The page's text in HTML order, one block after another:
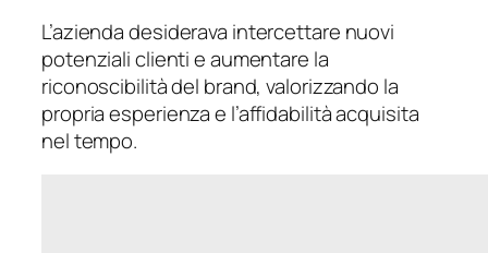
L’azienda desiderava intercettare nuovi
potenziali clienti e aumentare la
riconoscibilità del brand, valorizzando la
propria esperienza e l’affidabilità acquisita
nel tempo.